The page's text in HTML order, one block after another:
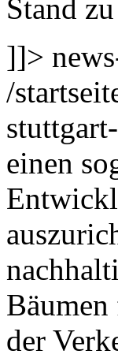
Stand
]]>
/
einen
der